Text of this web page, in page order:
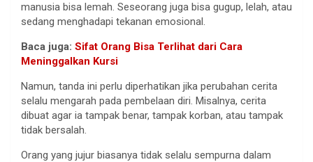
manusia bisa lemah. Seseorang juga bisa gugup, lelah, atau
sedang menghadapi tekanan emosional.
Baca juga: Sifat Orang Bisa Terlihat dari Cara
Meninggalkan Kursi
Namun, tanda ini perlu diperhatikan jika perubahan cerita
selalu mengarah pada pembelaan diri. Misalnya, cerita
dibuat agar ia tampak benar, tampak korban, atau tampak
tidak bersalah.
Orang yang jujur biasanya tidak selalu sempurna dalam